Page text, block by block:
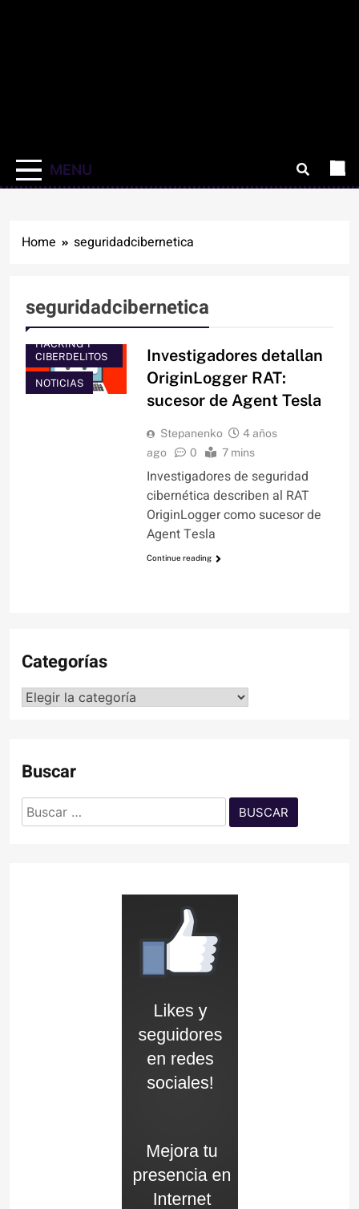
MENU
Home seguridadcibernetica
seguridadcibernetica
HACKING Y
CIBERDELITOS
NOTICIAS
Investigadores detallan
OriginLogger RAT:
sucesor de Agent Tesla
Stepanenko
4 años
ago
0 7 mins
Investigadores de seguridad
cibernética describen al RAT
OriginLogger como sucesor de
Agent Tesla
Continue reading
Categorías
Categorías
Buscar
Buscar: